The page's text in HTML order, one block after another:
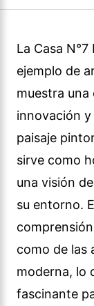
La Casa
ejemplo de
muestra
innovación
paisaje
sirve como
una visión
su entorno.
como de las
moderna, lo
fascinante